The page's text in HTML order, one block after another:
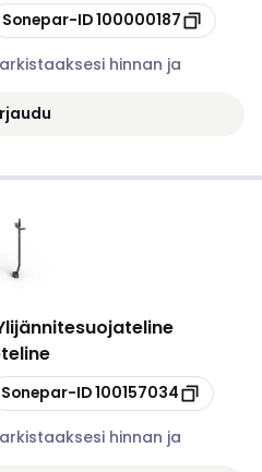
Sonepar-ID100000187
hinnan ja
Sonepar-ID100157034
hinnan ja